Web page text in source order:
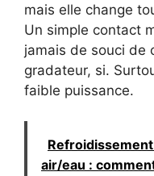
mais elle change
Un simple contact
jamais de souci de
gradateur, si.
faible puissance.
air/eau :